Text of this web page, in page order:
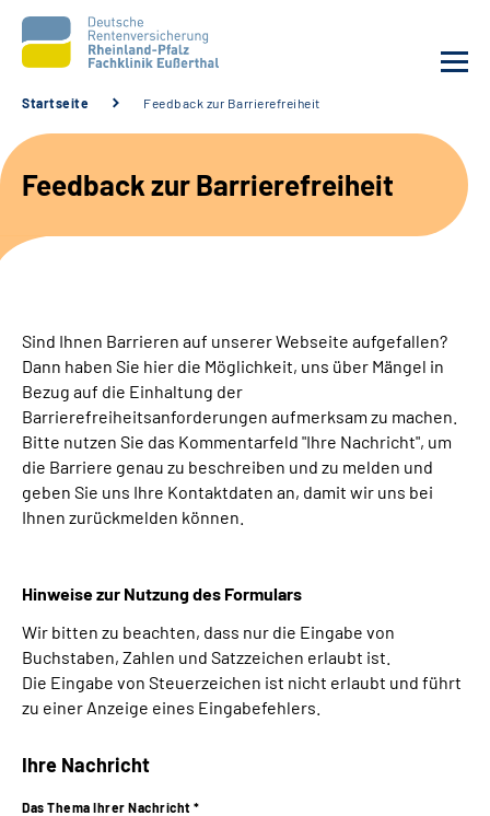
Unsere Klinik
Unsere Angebote
Zuweisende
Suche
Leichte Sprache
Startseite Feedback zur Barrierefreiheit
Feedback zur Barrierefreiheit
Sind Ihnen Barrieren auf unserer Webseite aufgefallen?
Dann haben Sie hier die Möglichkeit, uns über Mängel in
Bezug auf die Einhaltung der
Barrierefreiheitsanforderungen aufmerksam zu machen.
Bitte nutzen Sie das Kommentarfeld "Ihre Nachricht", um
die Barriere genau zu beschreiben und zu melden und
geben Sie uns Ihre Kontaktdaten an, damit wir uns bei
Ihnen zurückmelden können.
Hinweise zur Nutzung des Formulars
Wir bitten zu beachten, dass nur die Eingabe von
Buchstaben, Zahlen und Satzzeichen erlaubt ist.
Die Eingabe von Steuerzeichen ist nicht erlaubt und führt
zu einer Anzeige eines Eingabefehlers.
Ihre Nachricht
Das Thema Ihrer Nachricht *